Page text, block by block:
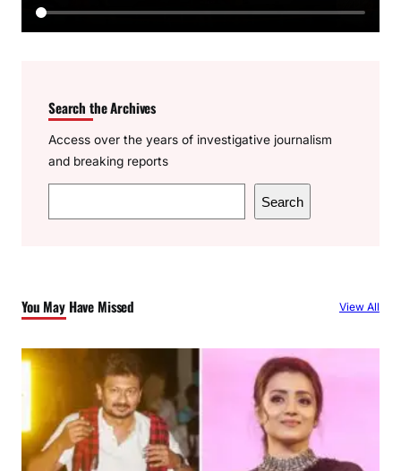
Search the Archives
Access over the years of investigative journalism
and breaking reports
e
h
Search
You May Have Missed View All